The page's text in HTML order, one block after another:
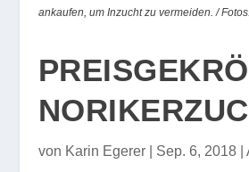
ankaufen, um Inzucht zu vermeiden. /
von Karin Egerer| Sep. 6, 2018|